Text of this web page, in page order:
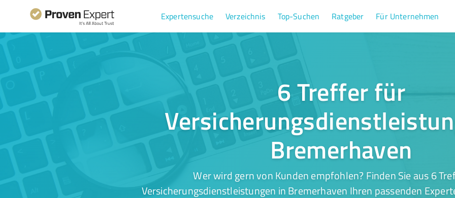
Expertensuche Verzeichnis Top-Suchen Ratgeber Für Unternehmen
6 Treffer für
Bremerhaven
Wer wird gern von Kunden empfohlen? Finden Sie aus 6
Versicherungsdienstleistungen in Bremerhaven Ihren passenden